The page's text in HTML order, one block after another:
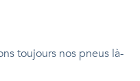
toujours nos pneus là-